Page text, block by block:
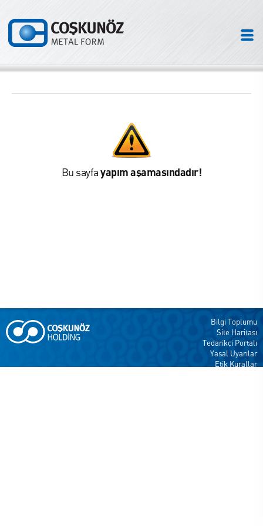
Bu sayfayapım aşamasındadır!
Bilgi Toplumu
Site Haritası
Tedarikçi Portalı
Yasal Uyarılar
Etik Kurallar